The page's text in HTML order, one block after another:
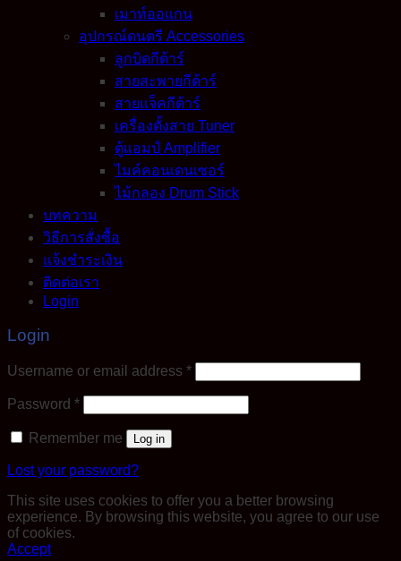
เมาท์ออแกน
อุปกรณ์ดนตรี Accessories
ลูกบิดกีต้าร์
สายสะพายกีต้าร์
สายแจ็คกีต้าร์
เครื่องตั้งสาย Tuner
ตู้แอมป์ Amplifier
ไมค์คอนเดนเซอร์
ไม้กลอง Drum Stick
บทความ
วิธีการสั่งซื้อ
แจ้งชำระเงิน
ติดต่อเรา
Login
Login
Username or email address *Required
Password *Required
Remember me Log in
Lost your password?
This site uses cookies to offer you a better browsing
experience. By browsing this website, you agree to our use
of cookies.
Accept